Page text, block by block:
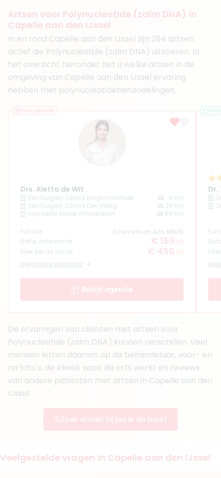
De Gezichtskliniek - Rotterdam
De Gezichtskliniek - Utrecht
+ 5 meer
Boek consult
Bekijk artsprofiel
4. Drs. Demy van Gilst
BIG-nummer
Cosmetisch arts
Aantal jaar ervaring
Noveve Aesthetics
Boek consult
Bekijk artsprofiel
reviews)
5. Drs. Nina Šišić
BIG-nummer
FunctieCosmetisch arts
Aantal jaar ervaring6 jaar
Faceland Capelle aan den IJssel
Boek consult
Bekijk artsprofiel
(26 reviews)
Aantal jaar ervaring5 jaar
Faceland Den Haag
Artsen voor Polynucleotide (zalm DNA) in
Capelle aan den IJssel
In en rond Capelle aan den IJssel zijn 284 artsen
actief die Polynucleotide (zalm DNA) uitvoeren. In
het overzicht hieronder ziet u welke artsen in de
omgeving van Capelle aan den IJssel ervaring
hebben met polynucleotidebehandelingen.
Vaak geboekt
Drs. Aletta de Wit
SkinSurgery Clinics Bergschenhoek
8 km
SkinSurgery Clinics Den Haag
28 km
Injectable Kliniek Amsterdam
54 km
Functie
Cosmetisch Arts KNMG
Botox zone vanaf
€ 159 ,00
Filler per ml vanaf
€ 450 ,00
Bekijk deze specialist
Bekijk agenda
Dr.
De ervaringen van cliënten met artsen voor
Polynucleotide (zalm DNA) kunnen verschillen. Veel
mensen letten daarom op de behandelaar, voor- en
na foto's, de kliniek waar de arts werkt en reviews
van andere patiënten met artsen in Capelle aan den
IJssel.
Zoek artsen bij jou in de buurt
Veelgestelde vragen in Capelle aan den IJssel